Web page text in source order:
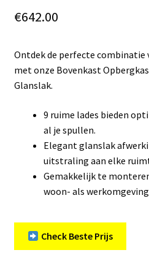
€642.00
Ontdek de perfecte
met onze Bovenkast
Glanslak.
9 ruime lades bieden
al je spullen.
Elegant glanslak
uitstraling aan elke
Gemakkelijk te
woon- als
Check Beste Prijs